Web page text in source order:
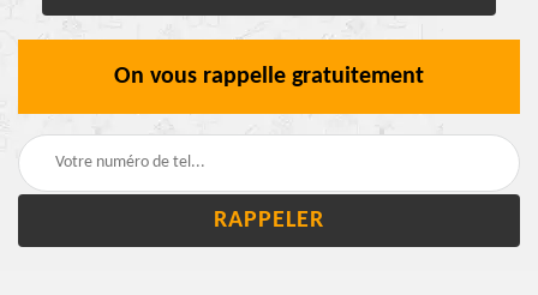
On vous rappelle gratuitement